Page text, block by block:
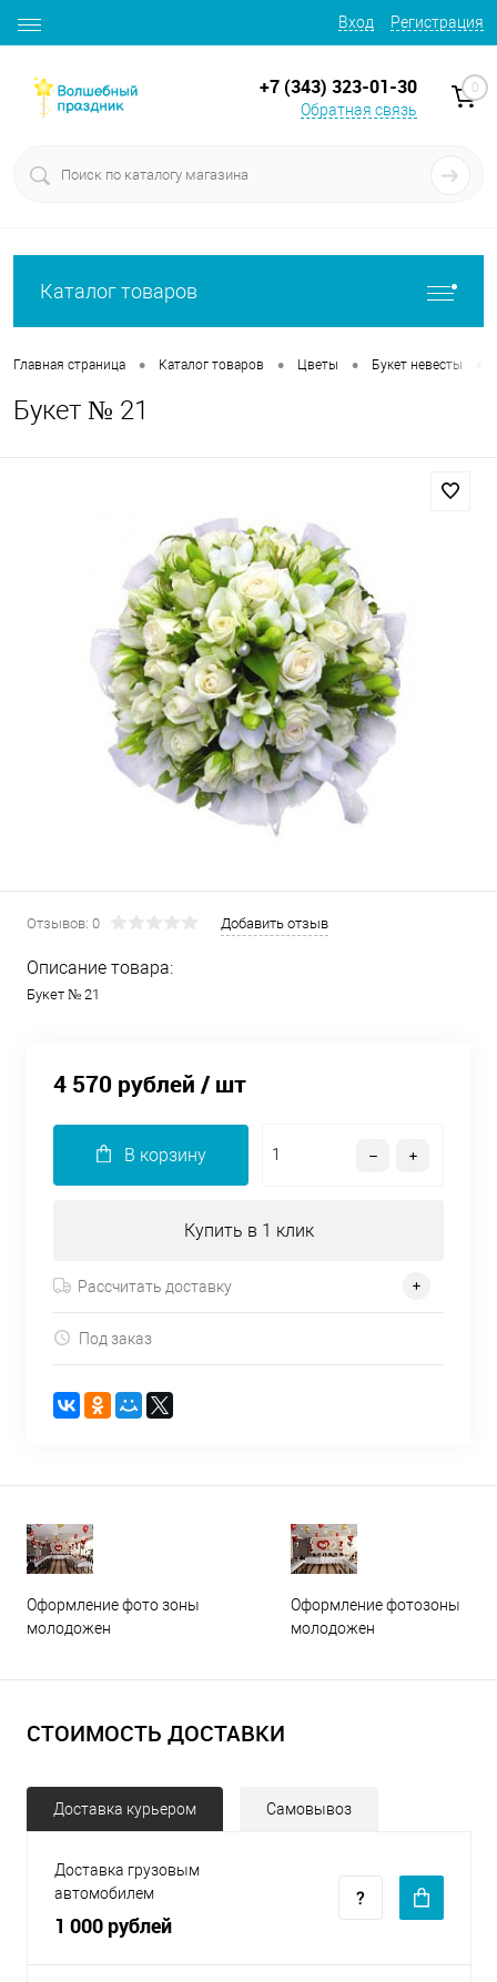
Вход Регистрация
+7 (343) 323-01-30
Обратная связь
0
Каталог товаров
Главная страница • Каталог товаров • Цветы • Букет невесты
Букет № 21
Отзывов: 0 Добавить отзыв
Описание товара:
Букет № 21
4 570 рублей / шт
В корзину
Купить в 1 клик
Рассчитать доставку
Под заказ
Оформление фото зоны
молодожен
Оформление фотозоны
молодожен
СТОИМОСТЬ ДОСТАВКИ
Доставка курьером Самовывоз
Доставка грузовым
автомобилем
1 000 рублей